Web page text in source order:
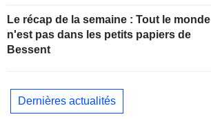
Le récap de la semaine : Tout le monde
n'est pas dans les petits papiers de
Bessent
Dernières actualités